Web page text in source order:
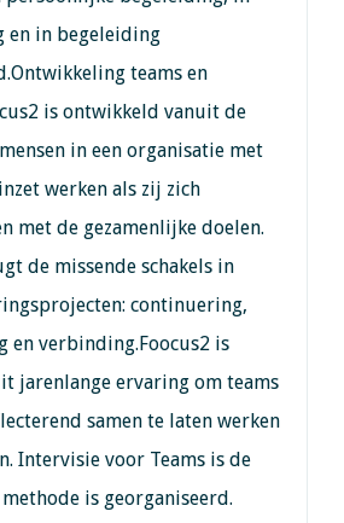
en in begeleiding
teams en
is ontwikkeld vanuit de
in een organisatie met
werken als zij zich
met de gezamenlijke doelen.
de missende schakels in
continuering,
en verbinding.Foocus2 is
jarenlange ervaring om teams
samen te laten werken
Intervisie voor Teams is de
is georganiseerd.